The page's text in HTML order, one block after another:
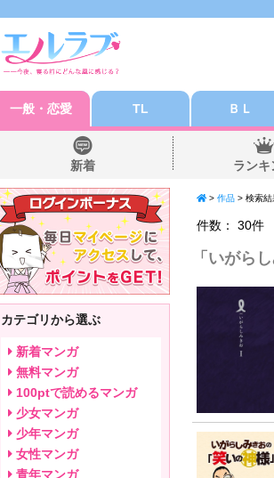
一般・恋愛 TL ＢＬ
新着 ランキ
> 作品 > 検索結
件数： 30件
「 いがら
カテゴリから選ぶ
新着マンガ
無料マンガ
100ptで読めるマンガ
少女マンガ
少年マンガ
女性マンガ
青年マンガ